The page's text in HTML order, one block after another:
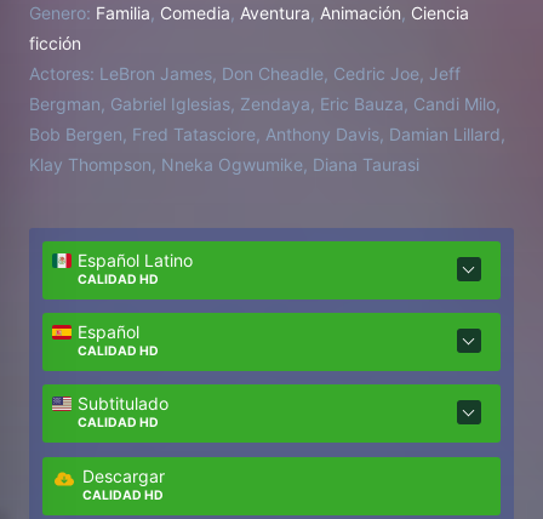
todopoderosa y malvada conocida como A.I. Para
volver a casa y poner a salvo a su hijo, el jugador de
baloncesto deberá unir fuerzas con Bugs Bunny,
Lola Bunny y el resto de personajes de los Looney
Tunes para enfrentarse en un partido de baloncesto
a los campeones digitalizados por inteligencia
Genero: Familia Comedia Aventura Animación Ciencia
ficción
Actores: LeBron James, Don Cheadle, Cedric Joe, Jeff
Bergman, Gabriel Iglesias, Zendaya, Eric Bauza, Candi Milo,
Bob Bergen, Fred Tatasciore, Anthony Davis, Damian Lillard,
Klay Thompson, Nneka Ogwumike, Diana Taurasi
Español Latino
CALIDAD HD
Español
CALIDAD HD
Subtitulado
CALIDAD HD
Descargar
CALIDAD HD